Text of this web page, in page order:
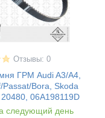
Отзывы: 0
ГРМ Audi A3/A4,
Passat/Bora, Skoda
06A198119D
следующий день